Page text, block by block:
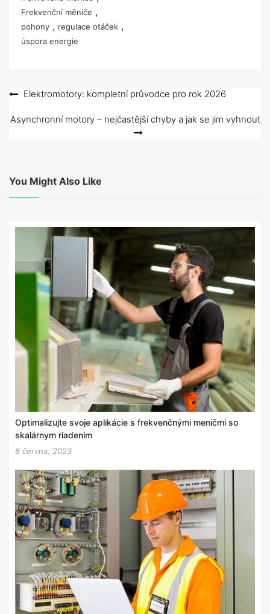
Frekvenční měniče ,
pohony , regulace otáček ,
úspora energie
Navigace
pro
Elektromotory: kompletní průvodce pro rok 2026
Asynchronní motory – nejčastější chyby a jak se jim vyhnout
You Might Also Like
Optimalizujte svoje aplikácie s frekvenčnými meničmi so
skalárnym riadením
8 června, 2023